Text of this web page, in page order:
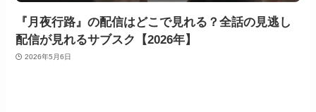
『月夜行路』の配信はどこで見れる？全話の見逃し
配信が見れるサブスク【2026年】
2026年5月6日